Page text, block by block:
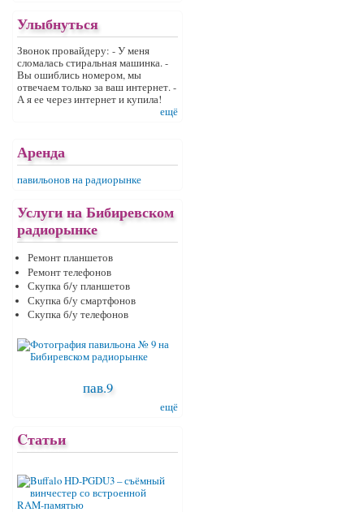
Улыбнуться
Звонок провайдеру: - У меня
сломалась стиральная машинка. -
Вы ошиблись номером, мы
отвечаем только за ваш интернет. -
А я ее через интернет и купила!
ещё
Аренда
павильонов на радиорынке
Услуги на Бибиревском
радиорынке
Ремонт планшетов
Ремонт телефонов
Скупка б/у планшетов
Скупка б/у смартфонов
Скупка б/у телефонов
пав.9
ещё
Cтатьи